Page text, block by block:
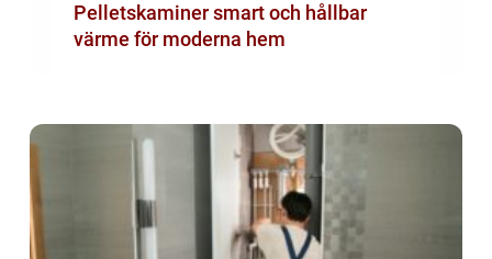
Pelletskaminer smart och hållbar
värme för moderna hem